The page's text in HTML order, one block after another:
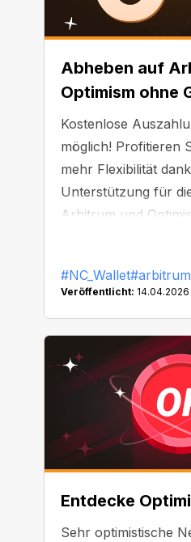
Abheben auf
Optimism ohne
Kostenlose
möglich! Profitieren
mehr Flexibilität
Unterstützung für
Arbitrum und
#NC_Wallet#arbitrum
Veröffentlicht: 14.04.2026
Entdecke
Sehr optimistische